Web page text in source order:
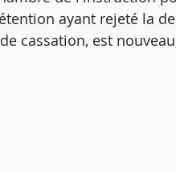
ayant rejeté la
cassation, est